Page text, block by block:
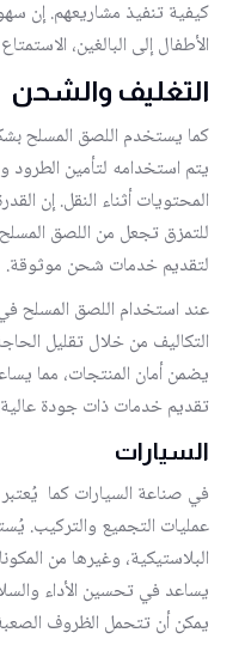
كيفية تنفيذ مشاريعهم. إن
الأطفال إلى البالغين،
التغليف والشحن
كما يستخدم اللصق المسلح
يتم استخدامه لتأمين
المحتويات أثناء النقل. إن
للتمزق تجعل من اللصق
لتقديم خدمات شحن موثوقة.
عند استخدام اللصق المسلح
التكاليف من خلال تقليل
يضمن أمان المنتجات، مما
تقديم خدمات ذات جودة
السيارات
في صناعة السيارات كما
عمليات التجميع والتركيب.
البلاستيكية، وغيرها من
يساعد في تحسين الأداء
يمكن أن تتحمل الظروف